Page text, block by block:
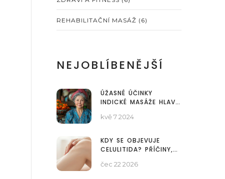
REHABILITAČNÍ MASÁŽ (6)
NEJOBLÍBENĚJŠÍ
ÚŽASNÉ ÚČINKY
INDICKÉ MASÁŽE HLAVY:
POSILNĚTE VLASY
kvě 7 2024
KDY SE OBJEVUJE
CELULITIDA? PŘÍČINY,
MASÁŽNÍHO BAŇKOVÁNÍ
čec 22 2026